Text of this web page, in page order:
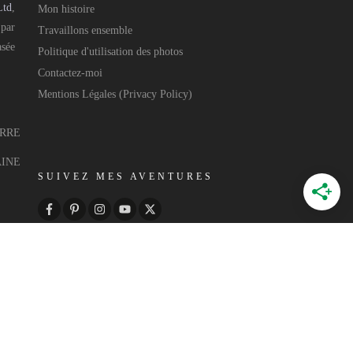
,
Mon histoire
Travaillons ensemble
Politique d'utilisation des photos
Contactez-moi
Mentions Légales (Privacy Policy)
SUIVEZ MES AVENTURES